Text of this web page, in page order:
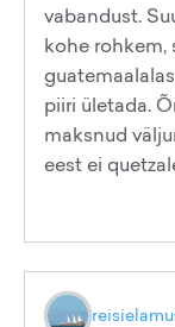
vabandust.
kohe rohkem,
piiri ületada.
maksnud
eest ei